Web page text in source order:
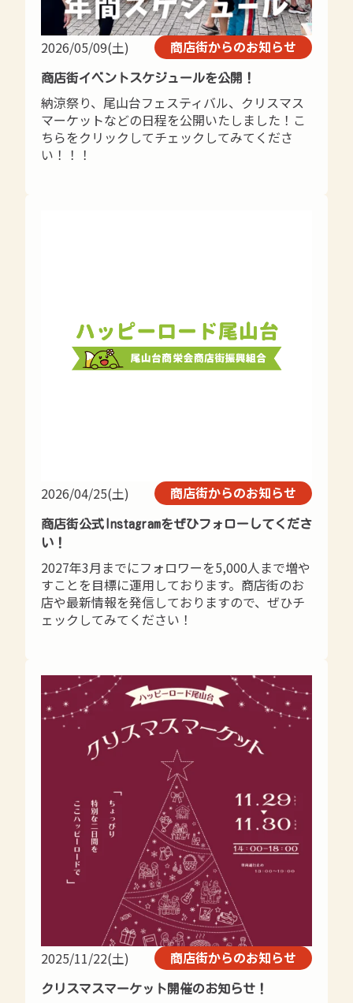
2026/05/09(土) 商店街からのお知らせ
商店街イベントスケジュールを公開！
納涼祭り、尾山台フェスティバル、クリスマス
マーケットなどの日程を公開いたしました！こ
ちらをクリックしてチェックしてみてくださ
い！！！
2026/04/25(土) 商店街からのお知らせ
商店街公式Instagramをぜひフォローしてくださ
い！
2027年3月までにフォロワーを5,000人まで増や
すことを目標に運用しております。商店街のお
店や最新情報を発信しておりますので、ぜひチ
ェックしてみてください！
2025/11/22(土) 商店街からのお知らせ
クリスマスマーケット開催のお知らせ！